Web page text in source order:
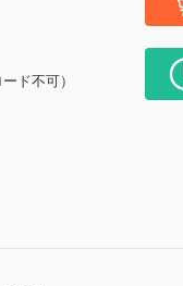
ド不可）